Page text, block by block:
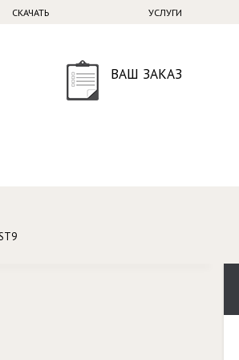
СКАЧАТЬ УСЛУГИ
ВАШ ЗАКАЗ